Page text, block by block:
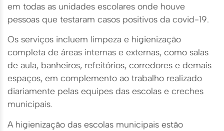
em todas as unidades escolares onde houve
pessoas que testaram casos positivos da covid-19.
Os serviços incluem limpeza e higienização
completa de áreas internas e externas, como salas
de aula, banheiros, refeitórios, corredores e demais
espaços, em complemento ao trabalho realizado
diariamente pelas equipes das escolas e creches
municipais.
A higienização das escolas municipais estão